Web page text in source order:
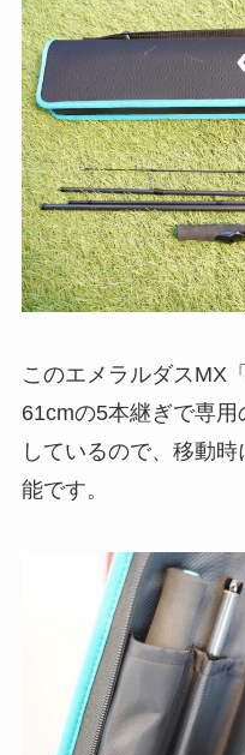
このエメラルダスMX「
61cmの5本継ぎで専
しているので、移動
能です。